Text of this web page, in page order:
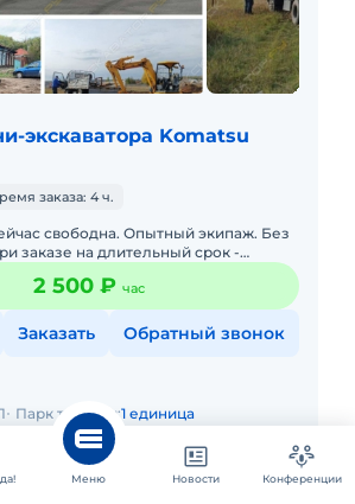
экскаватора Komatsu
заказа: 4 ч.
свободна. Опытный экипаж. Без
заказе на длительный срок -
день заказа. Долгосрочная аренда.
2 500 ₽ час
Заказать Обратный звонок
Парк техники:1 единица
Меню Новости Конференции